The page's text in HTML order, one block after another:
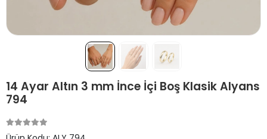
14 Ayar Altın 3 mm İnce İçi Boş Klasik Alyans
794